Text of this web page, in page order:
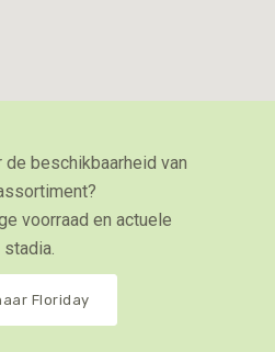
beschikbaarheid van
voorraad en actuele
stadia.
Floriday